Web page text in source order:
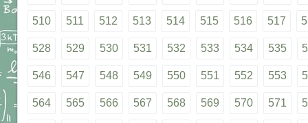
510 511 512 513 514 515 516 517
528 529 530 531 532 533 534 535
546 547 548 549 550 551 552 553
564 565 566 567 568 569 570 571